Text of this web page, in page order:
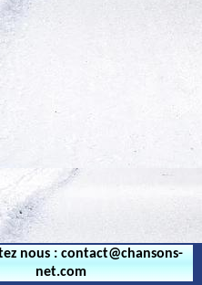
nous : contact@chansons-
net.com